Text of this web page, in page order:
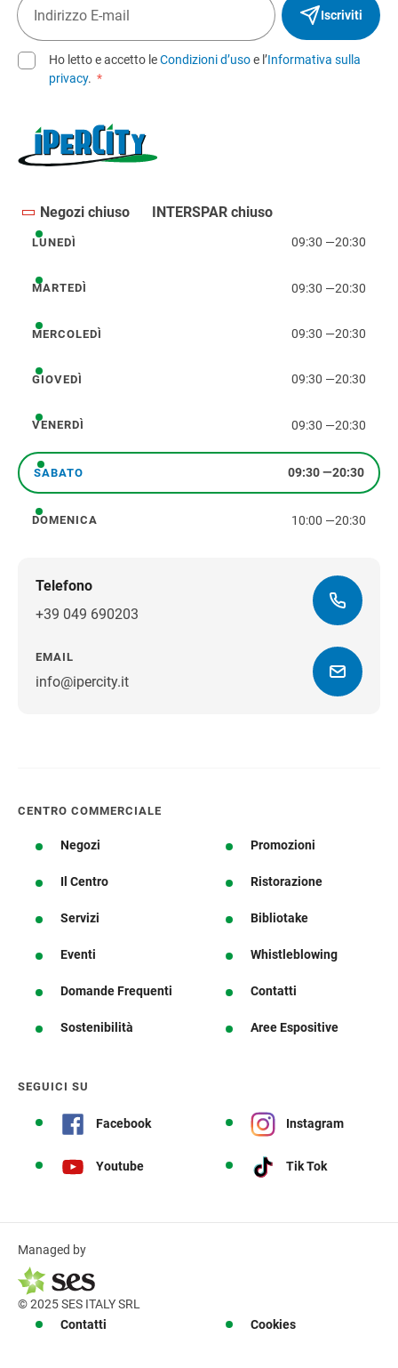
Iscriviti
Ho letto e accetto leCondizioni d’usoe l’Informativa sulla
privacy. *
Negozi chiuso INTERSPAR chiuso
lunedì
LUNEDÌ 09:30 —20:30
martedì
MARTEDÌ 09:30 —20:30
mercoledì
MERCOLEDÌ 09:30 —20:30
giovedì
GIOVEDÌ 09:30 —20:30
venerdì
VENERDÌ 09:30 —20:30
sabato
SABATO 09:30—20:30
domenica
DOMENICA 10:00 —20:30
Telefono
+39 049 690203
EMAIL
info@ipercity.it
CENTRO COMMERCIALE
Negozi Promozioni
Il Centro Ristorazione
Servizi Bibliotake
Eventi Whistleblowing
Domande Frequenti Contatti
Sostenibilità Aree Espositive
SEGUICI SU
Facebook Instagram
Youtube Tik Tok
Managed by
© 2025 SES ITALY SRL
Contatti
Cookies